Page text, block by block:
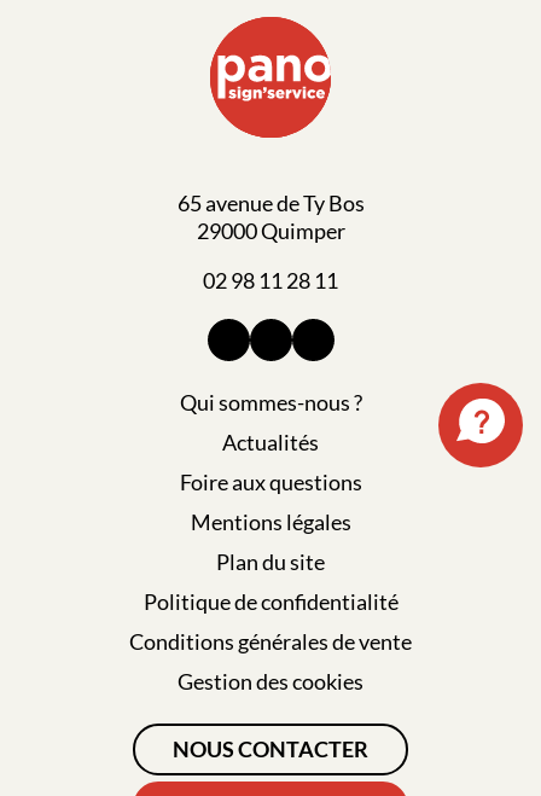
65 avenue de Ty Bos
29000 Quimper
02 98 11 28 11
Qui sommes-nous ?
Actualités
Foire aux questions
Mentions légales
Plan du site
Politique de confidentialité
Conditions générales de vente
Gestion des cookies
NOUS CONTACTER